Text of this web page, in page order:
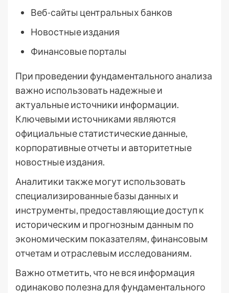
Веб-сайты центральных банков
Новостные издания
Финансовые порталы
При проведении фундаментального анализа
важно использовать надежные и
актуальные источники информации.
Ключевыми источниками являются
официальные статистические данные,
корпоративные отчеты и авторитетные
новостные издания.
Аналитики также могут использовать
специализированные базы данных и
инструменты, предоставляющие доступ к
историческим и прогнозным данным по
экономическим показателям, финансовым
отчетам и отраслевым исследованиям.
Важно отметить, что не вся информация
одинаково полезна для фундаментального